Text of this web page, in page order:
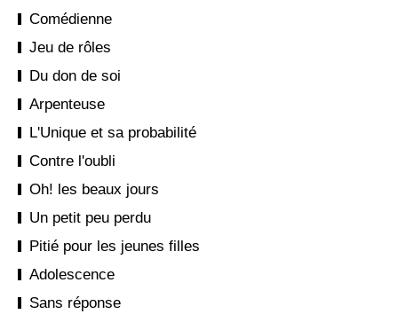
Comédienne
Jeu de rôles
Du don de soi
Arpenteuse
L'Unique et sa probabilité
Contre l'oubli
Oh! les beaux jours
Un petit peu perdu
Pitié pour les jeunes filles
Adolescence
Sans réponse